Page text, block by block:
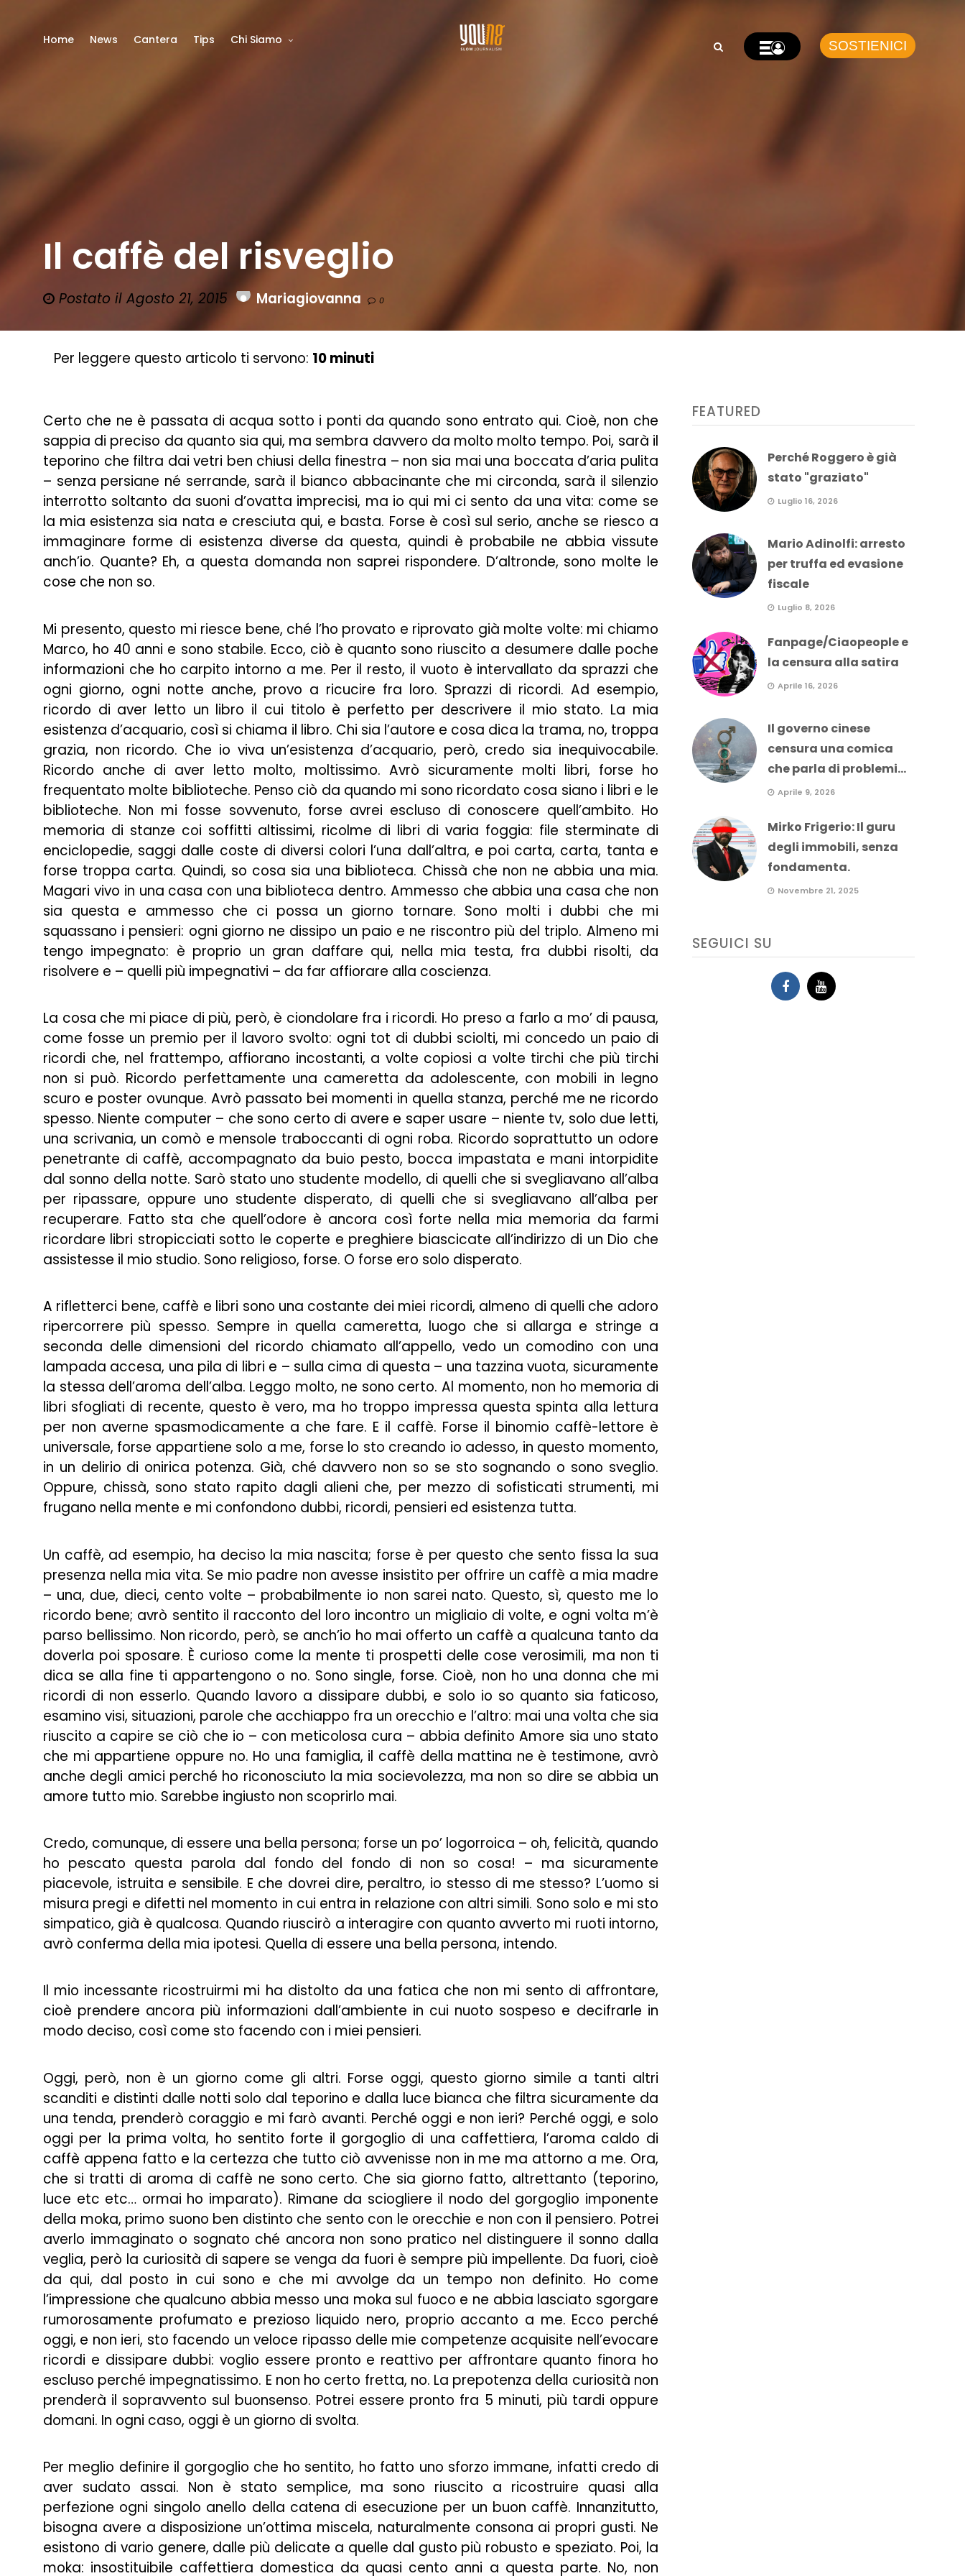
Home News Cantera Tips Chi Siamo SOSTIENICI
Il caffè del risveglio
Postato il Agosto 21, 2015 Mariagiovanna 0
Per leggere questo articolo ti servono: 10 minuti
Certo che ne è passata di acqua sotto i ponti da quando sono entrato qui. Cioè, non che
sappia di preciso da quanto sia qui, ma sembra davvero da molto molto tempo. Poi, sarà il
teporino che filtra dai vetri ben chiusi della finestra – non sia mai una boccata d’aria pulita
– senza persiane né serrande, sarà il bianco abbacinante che mi circonda, sarà il silenzio
interrotto soltanto da suoni d’ovatta imprecisi, ma io qui mi ci sento da una vita: come se
la mia esistenza sia nata e cresciuta qui, e basta. Forse è così sul serio, anche se riesco a
immaginare forme di esistenza diverse da questa, quindi è probabile ne abbia vissute
anch’io. Quante? Eh, a questa domanda non saprei rispondere. D’altronde, sono molte le
cose che non so.
Mi presento, questo mi riesce bene, ché l’ho provato e riprovato già molte volte: mi chiamo
Marco, ho 40 anni e sono stabile. Ecco, ciò è quanto sono riuscito a desumere dalle poche
informazioni che ho carpito intorno a me. Per il resto, il vuoto è intervallato da sprazzi che
ogni giorno, ogni notte anche, provo a ricucire fra loro. Sprazzi di ricordi. Ad esempio,
ricordo di aver letto un libro il cui titolo è perfetto per descrivere il mio stato. La mia
esistenza d’acquario, così si chiama il libro. Chi sia l’autore e cosa dica la trama, no, troppa
grazia, non ricordo. Che io viva un’esistenza d’acquario, però, credo sia inequivocabile.
Ricordo anche di aver letto molto, moltissimo. Avrò sicuramente molti libri, forse ho
frequentato molte biblioteche. Penso ciò da quando mi sono ricordato cosa siano i libri e le
biblioteche. Non mi fosse sovvenuto, forse avrei escluso di conoscere quell’ambito. Ho
memoria di stanze coi soffitti altissimi, ricolme di libri di varia foggia: file sterminate di
enciclopedie, saggi dalle coste di diversi colori l’una dall’altra, e poi carta, carta, tanta e
forse troppa carta. Quindi, so cosa sia una biblioteca. Chissà che non ne abbia una mia.
Magari vivo in una casa con una biblioteca dentro. Ammesso che abbia una casa che non
sia questa e ammesso che ci possa un giorno tornare. Sono molti i dubbi che mi
squassano i pensieri: ogni giorno ne dissipo un paio e ne riscontro più del triplo. Almeno mi
tengo impegnato: è proprio un gran daffare qui, nella mia testa, fra dubbi risolti, da
risolvere e – quelli più impegnativi – da far affiorare alla coscienza.
La cosa che mi piace di più, però, è ciondolare fra i ricordi. Ho preso a farlo a mo’ di pausa,
come fosse un premio per il lavoro svolto: ogni tot di dubbi sciolti, mi concedo un paio di
ricordi che, nel frattempo, affiorano incostanti, a volte copiosi a volte tirchi che più tirchi
non si può. Ricordo perfettamente una cameretta da adolescente, con mobili in legno
scuro e poster ovunque. Avrò passato bei momenti in quella stanza, perché me ne ricordo
spesso. Niente computer – che sono certo di avere e saper usare – niente tv, solo due letti,
una scrivania, un comò e mensole traboccanti di ogni roba. Ricordo soprattutto un odore
penetrante di caffè, accompagnato da buio pesto, bocca impastata e mani intorpidite
dal sonno della notte. Sarò stato uno studente modello, di quelli che si svegliavano all’alba
per ripassare, oppure uno studente disperato, di quelli che si svegliavano all’alba per
recuperare. Fatto sta che quell’odore è ancora così forte nella mia memoria da farmi
ricordare libri stropicciati sotto le coperte e preghiere biascicate all’indirizzo di un Dio che
assistesse il mio studio. Sono religioso, forse. O forse ero solo disperato.
A rifletterci bene, caffè e libri sono una costante dei miei ricordi, almeno di quelli che adoro
ripercorrere più spesso. Sempre in quella cameretta, luogo che si allarga e stringe a
seconda delle dimensioni del ricordo chiamato all’appello, vedo un comodino con una
lampada accesa, una pila di libri e – sulla cima di questa – una tazzina vuota, sicuramente
la stessa dell’aroma dell’alba. Leggo molto, ne sono certo. Al momento, non ho memoria di
libri sfogliati di recente, questo è vero, ma ho troppo impressa questa spinta alla lettura
per non averne spasmodicamente a che fare. E il caffè. Forse il binomio caffè-lettore è
universale, forse appartiene solo a me, forse lo sto creando io adesso, in questo momento,
in un delirio di onirica potenza. Già, ché davvero non so se sto sognando o sono sveglio.
Oppure, chissà, sono stato rapito dagli alieni che, per mezzo di sofisticati strumenti, mi
frugano nella mente e mi confondono dubbi, ricordi, pensieri ed esistenza tutta.
Un caffè, ad esempio, ha deciso la mia nascita; forse è per questo che sento fissa la sua
presenza nella mia vita. Se mio padre non avesse insistito per offrire un caffè a mia madre
– una, due, dieci, cento volte – probabilmente io non sarei nato. Questo, sì, questo me lo
ricordo bene; avrò sentito il racconto del loro incontro un migliaio di volte, e ogni volta m’è
parso bellissimo. Non ricordo, però, se anch’io ho mai offerto un caffè a qualcuna tanto da
doverla poi sposare. È curioso come la mente ti prospetti delle cose verosimili, ma non ti
dica se alla fine ti appartengono o no. Sono single, forse. Cioè, non ho una donna che mi
ricordi di non esserlo. Quando lavoro a dissipare dubbi, e solo io so quanto sia faticoso,
esamino visi, situazioni, parole che acchiappo fra un orecchio e l’altro: mai una volta che sia
riuscito a capire se ciò che io – con meticolosa cura – abbia definito Amore sia uno stato
che mi appartiene oppure no. Ho una famiglia, il caffè della mattina ne è testimone, avrò
anche degli amici perché ho riconosciuto la mia socievolezza, ma non so dire se abbia un
amore tutto mio. Sarebbe ingiusto non scoprirlo mai.
Credo, comunque, di essere una bella persona; forse un po’ logorroica – oh, felicità, quando
ho pescato questa parola dal fondo del fondo di non so cosa! – ma sicuramente
piacevole, istruita e sensibile. E che dovrei dire, peraltro, io stesso di me stesso? L’uomo si
misura pregi e difetti nel momento in cui entra in relazione con altri simili. Sono solo e mi sto
simpatico, già è qualcosa. Quando riuscirò a interagire con quanto avverto mi ruoti intorno,
avrò conferma della mia ipotesi. Quella di essere una bella persona, intendo.
Il mio incessante ricostruirmi mi ha distolto da una fatica che non mi sento di affrontare,
cioè prendere ancora più informazioni dall’ambiente in cui nuoto sospeso e decifrarle in
modo deciso, così come sto facendo con i miei pensieri.
Oggi, però, non è un giorno come gli altri. Forse oggi, questo giorno simile a tanti altri
scanditi e distinti dalle notti solo dal teporino e dalla luce bianca che filtra sicuramente da
una tenda, prenderò coraggio e mi farò avanti. Perché oggi e non ieri? Perché oggi, e solo
oggi per la prima volta, ho sentito forte il gorgoglio di una caffettiera, l’aroma caldo di
caffè appena fatto e la certezza che tutto ciò avvenisse non in me ma attorno a me. Ora,
che si tratti di aroma di caffè ne sono certo. Che sia giorno fatto, altrettanto (teporino,
luce etc etc… ormai ho imparato). Rimane da sciogliere il nodo del gorgoglio imponente
della moka, primo suono ben distinto che sento con le orecchie e non con il pensiero. Potrei
averlo immaginato o sognato ché ancora non sono pratico nel distinguere il sonno dalla
veglia, però la curiosità di sapere se venga da fuori è sempre più impellente. Da fuori, cioè
da qui, dal posto in cui sono e che mi avvolge da un tempo non definito. Ho come
l’impressione che qualcuno abbia messo una moka sul fuoco e ne abbia lasciato sgorgare
rumorosamente profumato e prezioso liquido nero, proprio accanto a me. Ecco perché
oggi, e non ieri, sto facendo un veloce ripasso delle mie competenze acquisite nell’evocare
ricordi e dissipare dubbi: voglio essere pronto e reattivo per affrontare quanto finora ho
escluso perché impegnatissimo. E non ho certo fretta, no. La prepotenza della curiosità non
prenderà il sopravvento sul buonsenso. Potrei essere pronto fra 5 minuti, più tardi oppure
domani. In ogni caso, oggi è un giorno di svolta.
Per meglio definire il gorgoglio che ho sentito, ho fatto uno sforzo immane, infatti credo di
aver sudato assai. Non è stato semplice, ma sono riuscito a ricostruire quasi alla
perfezione ogni singolo anello della catena di esecuzione per un buon caffè. Innanzitutto,
bisogna avere a disposizione un’ottima miscela, naturalmente consona ai propri gusti. Ne
esistono di vario genere, dalle più delicate a quelle dal gusto più robusto e speziato. Poi, la
moka: insostituibile caffettiera domestica da quasi cento anni a questa parte. No, non
FEATURED
Perché Roggero è già
stato "graziato"
Luglio 16, 2026
Mario Adinolfi: arresto
per truffa ed evasione
fiscale
Luglio 8, 2026
Fanpage/Ciaopeople e
la censura alla satira
Aprile 16, 2026
Il governo cinese
censura una comica
che parla di problemi...
Aprile 9, 2026
Mirko Frigerio: Il guru
degli immobili, senza
fondamenta.
Novembre 21, 2025
SEGUICI SU